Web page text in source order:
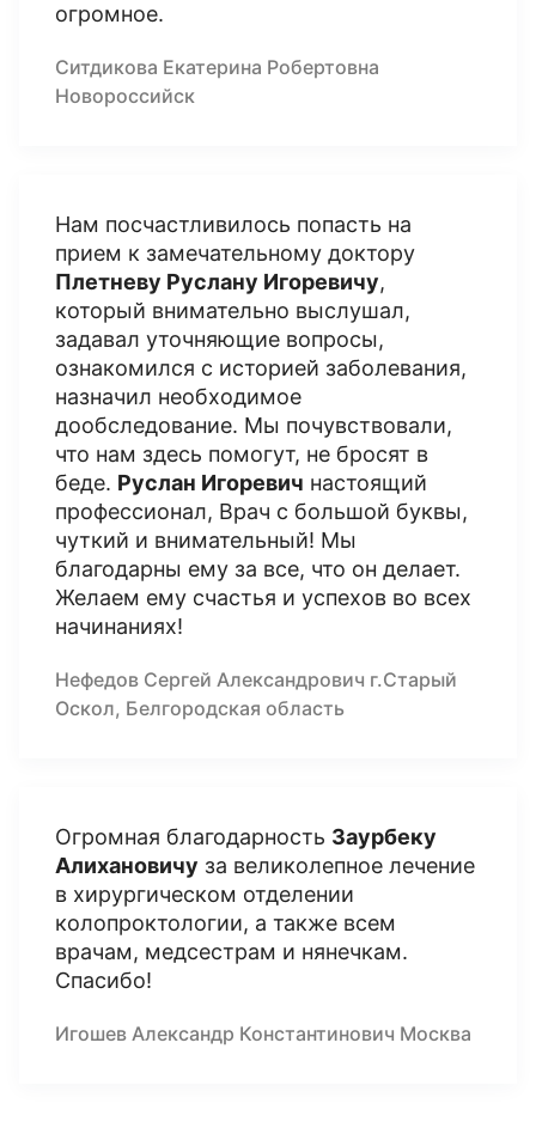
огромное.
Ситдикова Екатерина Робертовна
Новороссийск
Нам посчастливилось попасть на
прием к замечательному доктору
Плетневу Руслану Игоревичу,
который внимательно выслушал,
задавал уточняющие вопросы,
ознакомился с историей заболевания,
назначил необходимое
дообследование. Мы почувствовали,
что нам здесь помогут, не бросят в
беде. Руслан Игоревич настоящий
профессионал, Врач с большой буквы,
чуткий и внимательный! Мы
благодарны ему за все, что он делает.
Желаем ему счастья и успехов во всех
начинаниях!
Нефедов Сергей Александрович г.Старый
Оскол, Белгородская область
Огромная благодарность Заурбеку
Алихановичу за великолепное лечение
в хирургическом отделении
колопроктологии, а также всем
врачам, медсестрам и нянечкам.
Спасибо!
Игошев Александр Константинович Москва